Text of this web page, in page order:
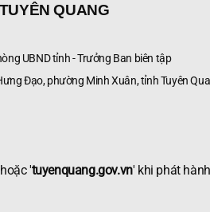
QUANG
UBND tỉnh - Trưởng Ban biên tập
Đạo, phường Minh Xuân, tỉnh Tuyên
'tuyenquang.gov.vn' khi phát